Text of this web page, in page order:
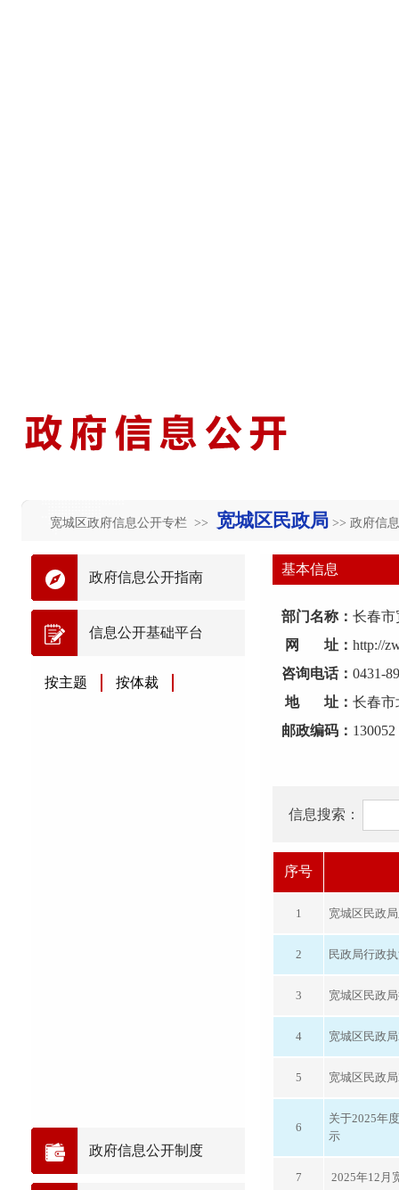
宽城区政府信息公开专栏 >> 宽城区民政局 >> 政府信
基本信息
部门名称： 长春市
网 址： http://
咨询电话： 0431-
地 址： 长春市
邮政编码： 130052
信息搜索：
序号
1 宽城区民政
2 民政局行政
3 宽城区民政
4 宽城区民政
5 宽城区民政
6
关于2025年
示
7 2025年12月
政府信息公开指南
信息公开基础平台
按主题 按体裁
政府信息公开制度